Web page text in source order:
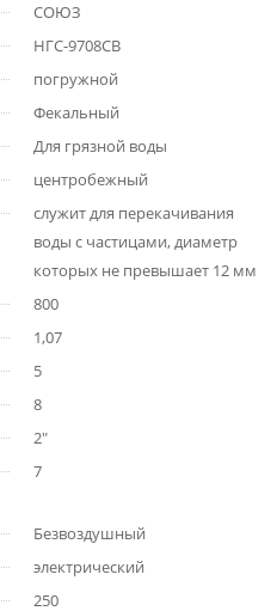
СОЮЗ
НГС-9708СВ
погружной
Фекальный
Для грязной воды
центробежный
служит для перекачивания
воды с частицами, диаметр
которых не превышает 12 мм
800
1,07
5
8
2"
7
Безвоздушный
электрический
250